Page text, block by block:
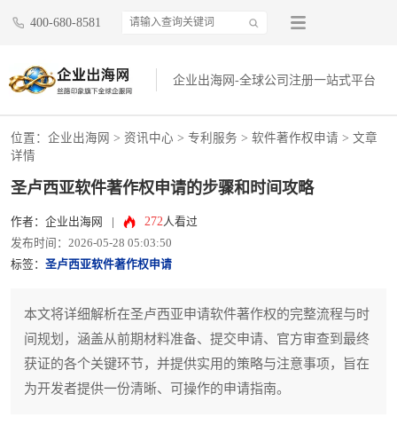
400-680-8581
企业出海网-全球公司注册一站式平台
位置： 企业出海网 > 资讯中心 > 专利服务 > 软件著作权申请 > 文章
详情
圣卢西亚软件著作权申请的步骤和时间攻略
作者：企业出海网 272人看过
发布时间：2026-05-28 05:03:50
标签： 圣卢西亚软件著作权申请
本文将详细解析在圣卢西亚申请软件著作权的完整流程与时
间规划，涵盖从前期材料准备、提交申请、官方审查到最终
获证的各个关键环节，并提供实用的策略与注意事项，旨在
为开发者提供一份清晰、可操作的申请指南。